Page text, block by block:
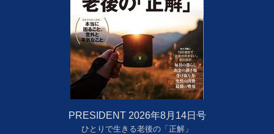
PRESIDENT 2026年8月14日号
ひとりで生きる老後の「正解」